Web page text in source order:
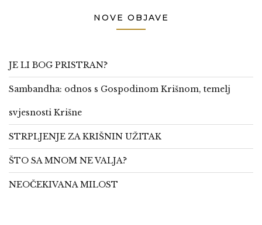
NOVE OBJAVE
JE LI BOG PRISTRAN?
Sambandha: odnos s Gospodinom Krišnom, temelj
svjesnosti Krišne
STRPLJENJE ZA KRIŠNIN UŽITAK
ŠTO SA MNOM NE VALJA?
NEOČEKIVANA MILOST